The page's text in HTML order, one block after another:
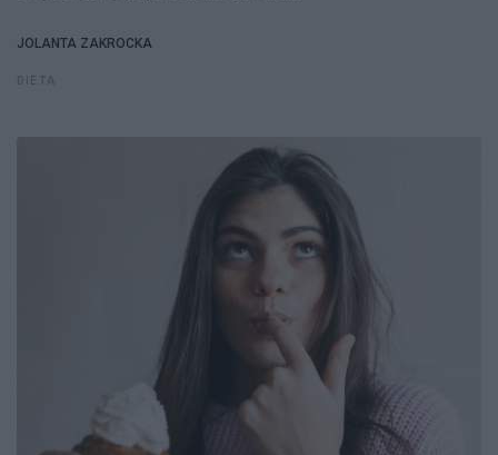
JOLANTA ZAKROCKA